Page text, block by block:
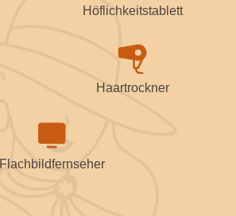
Höflichkeitstablett
Haartrockner
Flachbildfernseher